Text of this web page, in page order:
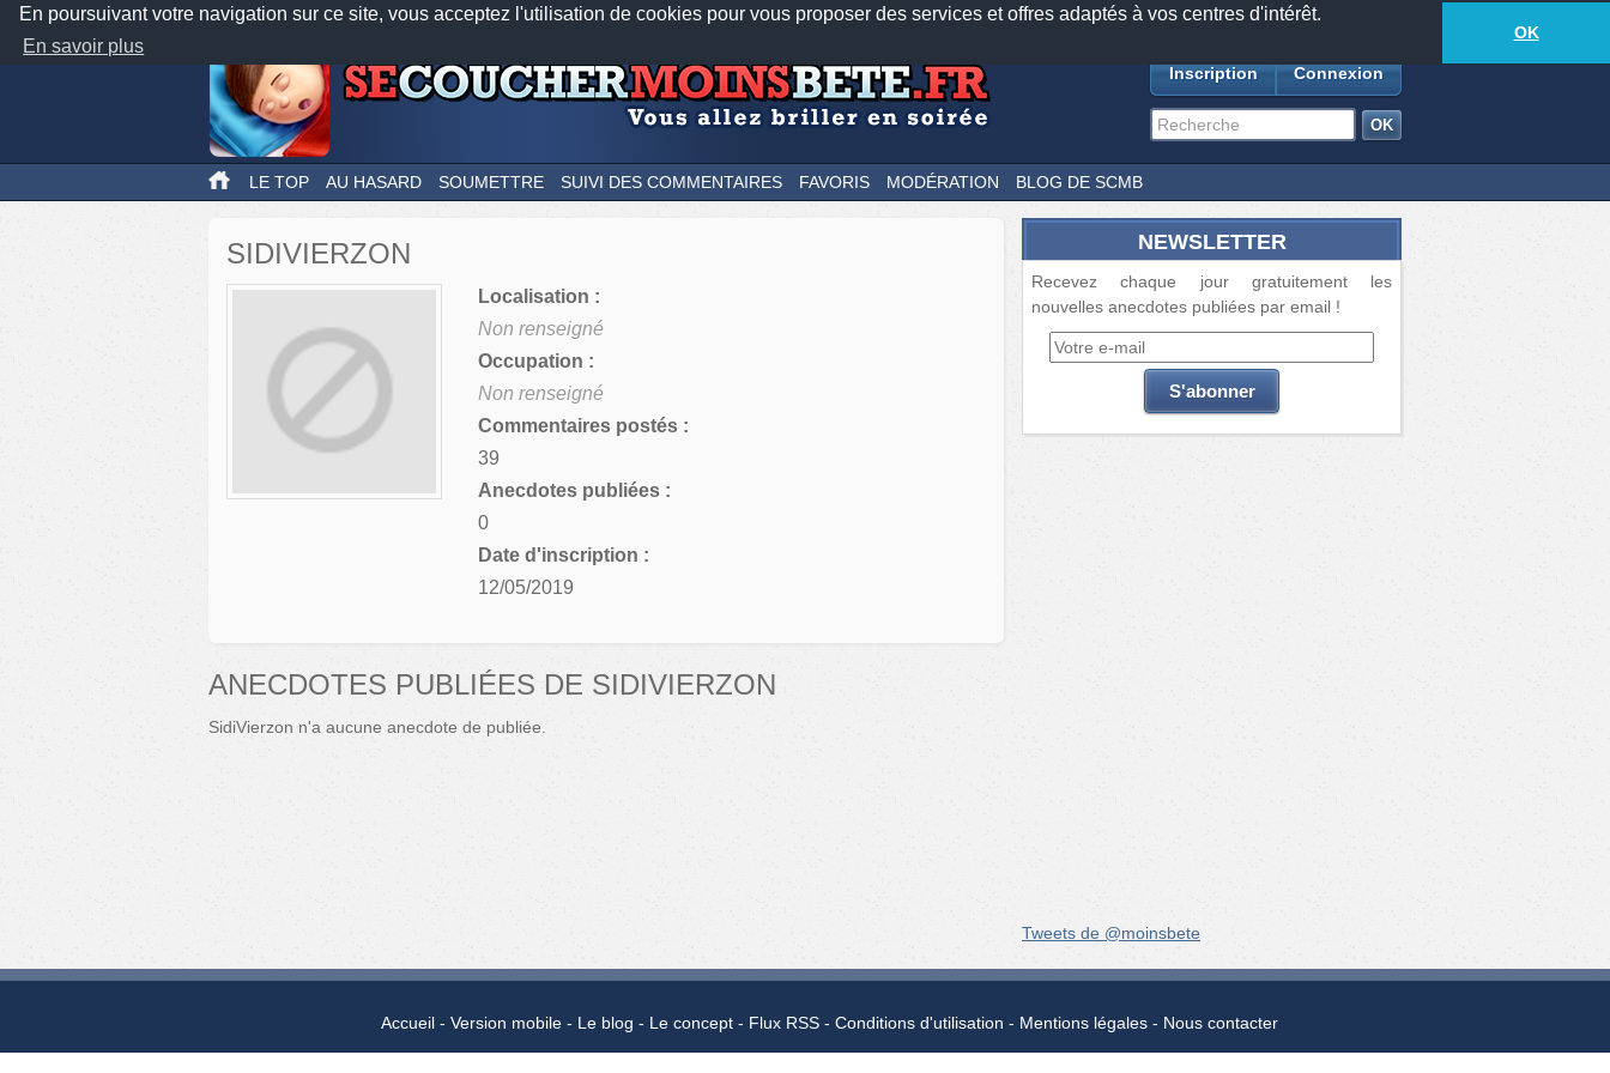
En poursuivant votre navigation sur ce site, vous acceptez l'utilisation de cookies pour vous proposer des services et offres adaptés à vos centres d'intérêt.
En savoir plus
OK
Nos applications mobiles Newsletter Facebook
TwitterFeeds18877anecdotes-595lecteurs connectés
Inscription Connexion
LE TOP AU HASARD SOUMETTRE SUIVI DES COMMENTAIRES FAVORIS MODÉRATION BLOG DE SCMB
SIDIVIERZON
Localisation :
Non renseigné
Occupation :
Non renseigné
Commentaires postés :
39
Anecdotes publiées :
0
Date d'inscription :
12/05/2019
ANECDOTES PUBLIÉES DE SIDIVIERZON
SidiVierzon n'a aucune anecdote de publiée.
NEWSLETTER
Recevez chaque jour gratuitement les
nouvelles anecdotes publiées par email !
Tweets de @moinsbete
Accueil Version mobile Le blog Le concept Flux RSS Conditions d'utilisation Mentions légales Nous contacter